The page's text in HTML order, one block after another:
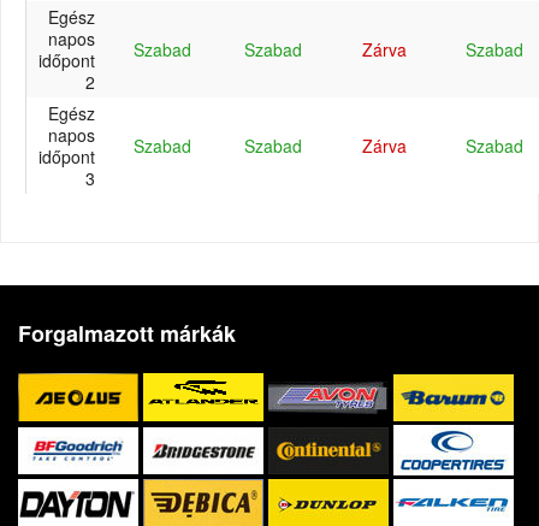
Egész
napos
időpont
2
Szabad Szabad Zárva Szabad
Egész
napos
időpont
3
Szabad Szabad Zárva Szabad
Forgalmazott márkák